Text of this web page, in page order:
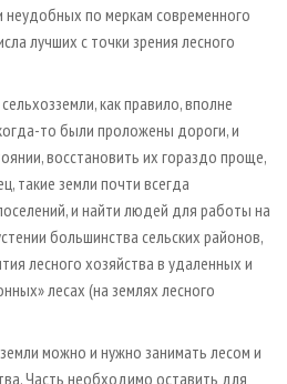
неудобных по меркам современного
лучших с точки зрения лесного
как правило, вполне
то были проложены дороги, и
восстановить их гораздо проще,
такие земли почти всегда
и найти людей для работы на
большинства сельских районов,
лесного хозяйства в удаленных и
лесах (на землях лесного
можно и нужно занимать лесом и
Часть необходимо оставить для